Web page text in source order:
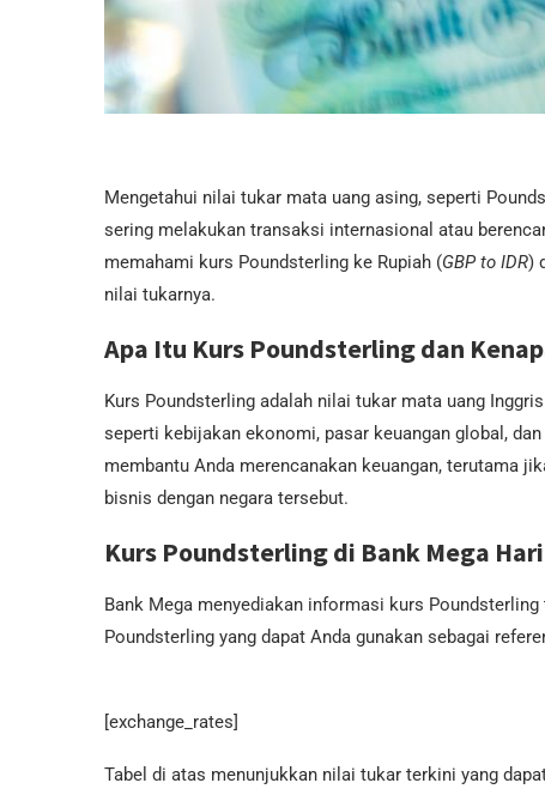
Mengetahui nilai tukar mata uang asing, seperti
sering melakukan transaksi internasional atau
memahami kurs Poundsterling ke Rupiah (GBP to IDR)
nilai tukarnya.
Apa Itu Kurs Poundsterling dan
Kurs Poundsterling adalah nilai tukar mata uang
seperti kebijakan ekonomi, pasar keuangan global,
membantu Anda merencanakan keuangan, terutama
bisnis dengan negara tersebut.
Kurs Poundsterling di Bank Mega
Bank Mega menyediakan informasi kurs
Poundsterling yang dapat Anda gunakan sebagai
[exchange_rates]
Tabel di atas menunjukkan nilai tukar terkini yang